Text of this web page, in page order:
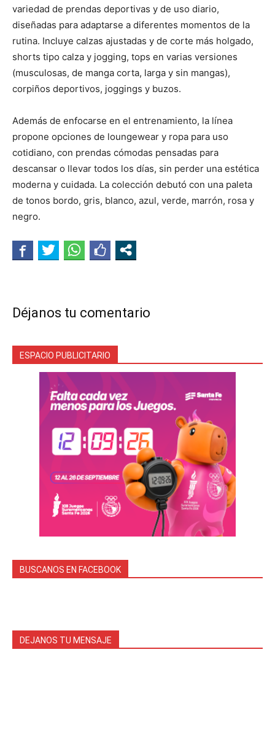
variedad de prendas deportivas y de uso diario,
diseñadas para adaptarse a diferentes momentos de la
rutina. Incluye calzas ajustadas y de corte más holgado,
shorts tipo calza y jogging, tops en varias versiones
(musculosas, de manga corta, larga y sin mangas),
corpiños deportivos, joggings y buzos.
Además de enfocarse en el entrenamiento, la línea
propone opciones de loungewear y ropa para uso
cotidiano, con prendas cómodas pensadas para
descansar o llevar todos los días, sin perder una estética
moderna y cuidada. La colección debutó con una paleta
de tonos bordo, gris, blanco, azul, verde, marrón, rosa y
negro.
Déjanos tu comentario
ESPACIO PUBLICITARIO
BUSCANOS EN FACEBOOK
DEJANOS TU MENSAJE